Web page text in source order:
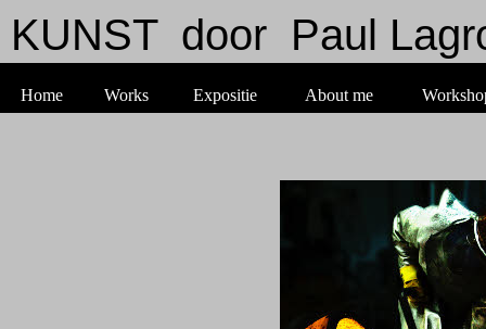
KUNST door Paul
Home Works Expositie About me